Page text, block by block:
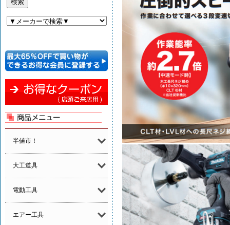
半値市！
大工道具
電動工具
エアー工具